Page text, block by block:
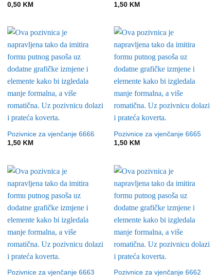
0,50 KM
1,50 KM
Pozivnice za vjenčanje 6666
1,50 KM
Pozivnice za vjenčanje 6665
1,50 KM
Pozivnice za vjenčanje 6663
Pozivnice za vjenčanje 6662